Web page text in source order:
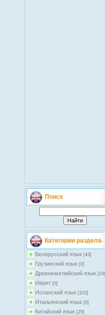
Поиск
Категории раздела
Белорусский язык [43]
Грузинский язык [0]
Древнеанглийский язык [24]
Иврит [0]
Испанский язык [103]
Итальянский язык [0]
Китайский язык [25]